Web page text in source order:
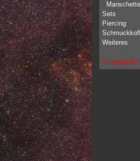
Sets
Piercing
Weiteres
% Angebote